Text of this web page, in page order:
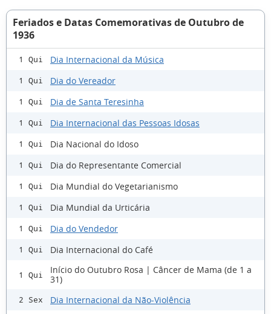
Feriados e Datas Comemorativas de Outubro de
1936
1 Qui Dia Internacional da Música
1 Qui Dia do Vereador
1 Qui Dia de Santa Teresinha
1 Qui Dia Internacional das Pessoas Idosas
1 Qui Dia Nacional do Idoso
1 Qui Dia do Representante Comercial
1 Qui Dia Mundial do Vegetarianismo
1 Qui Dia Mundial da Urticária
1 Qui Dia do Vendedor
1 Qui Dia Internacional do Café
1 Qui
Início do Outubro Rosa | Câncer de Mama (de 1 a
31)
2 Sex Dia Internacional da Não-Violência